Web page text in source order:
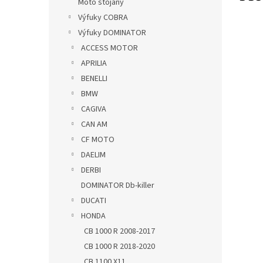
Moto stojany
Výfuky COBRA
Výfuky DOMINATOR
ACCESS MOTOR
APRILIA
BENELLI
BMW
CAGIVA
CAN AM
CF MOTO
DAELIM
DERBI
DOMINATOR Db-killer
DUCATI
HONDA
CB 1000 R 2008-2017
CB 1000 R 2018-2020